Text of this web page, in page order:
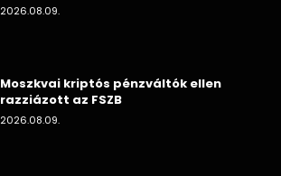
2026.08.09.
Moszkvai kriptós pénzváltók ellen
razziázott az FSZB
2026.08.09.